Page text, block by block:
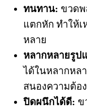
ทนทาน: ขวด
แตกหัก ทำให้เ
หลาย
หลากหลายรูป
ได้ในหลากหล
สนองความต้อ
ปิดผนึกได้ดี: ข